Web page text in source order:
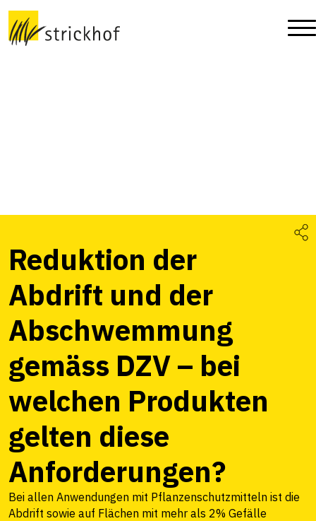
Reduktion der
Abdrift und der
Abschwemmung
gemäss DZV – bei
welchen Produkten
gelten diese
Anforderungen?
Bei allen Anwendungen mit Pflanzenschutzmitteln ist die
Abdrift sowie auf Flächen mit mehr als 2% Gefälle